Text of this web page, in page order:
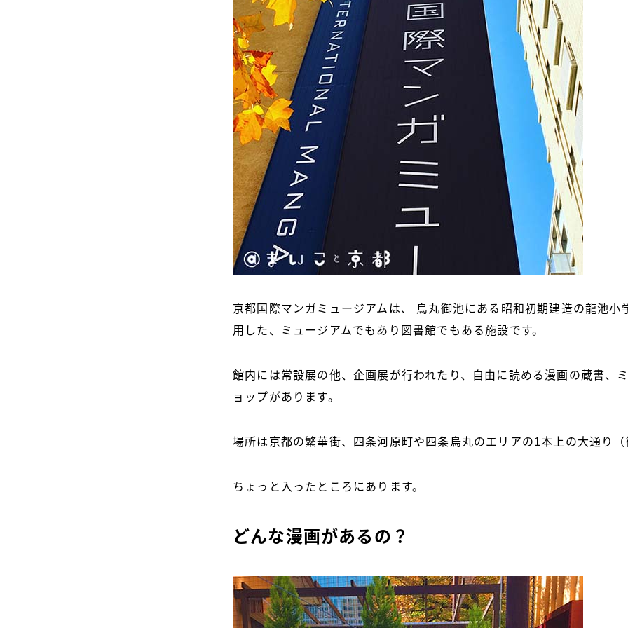
京都国際マンガミュージアムは、 烏丸御池にある昭和初期建造の龍池小
用した、ミュージアムでもあり図書館でもある施設です。
館内には常設展の他、企画展が行われたり、自由に読める漫画の蔵書、
ョップがあります。
場所は京都の繁華街、四条河原町や四条烏丸のエリアの1本上の大通り（
ちょっと入ったところにあります。
どんな漫画があるの？